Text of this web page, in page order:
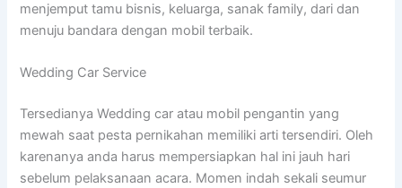
menjemput tamu bisnis, keluarga, sanak family, dari dan
menuju bandara dengan mobil terbaik.
Wedding Car Service
Tersedianya Wedding car atau mobil pengantin yang
mewah saat pesta pernikahan memiliki arti tersendiri. Oleh
karenanya anda harus mempersiapkan hal ini jauh hari
sebelum pelaksanaan acara. Momen indah sekali seumur